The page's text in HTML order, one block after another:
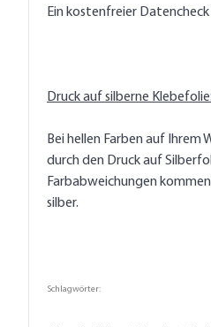
Ein kostenfreier
Druck auf silberne Klebefolie:
Bei hellen Farben auf Ihrem
durch den Druck auf
Farbabweichungen
silber.
Schlagwörter: